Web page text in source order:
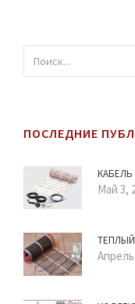
ПОСЛЕДНИЕ
Май 3,
Апрель